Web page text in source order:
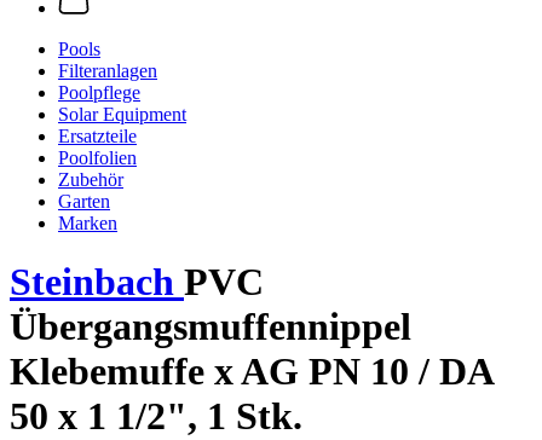
Pools
Filteranlagen
Poolpflege
Solar Equipment
Ersatzteile
Poolfolien
Zubehör
Garten
Marken
Steinbach PVC
Übergangsmuffennippel
Klebemuffe x AG PN 10 / DA
50 x 1 1/2", 1 Stk.